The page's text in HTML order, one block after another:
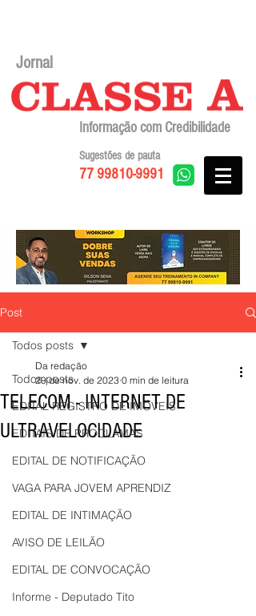
Jornal
Informação com Credibilidade
77 99810-9991
Sugestões de pauta
Post
Todos posts
EDITAL REGISTRO DE IMÓVEIS
EDITAIS DE PROCLAMAS
EDITAL DE NOTIFICAÇÃO
VAGA PARA JOVEM APRENDIZ
EDITAL DE INTIMAÇÃO
AVISO DE LEILÃO
EDITAL DE CONVOCAÇÃO
Informe - Deputado Tito
Todos posts
TELECOM - INTERNET DE
ULTRAVELOCIDADE
Da redação
29 de nov. de 2023 0 min de leitura